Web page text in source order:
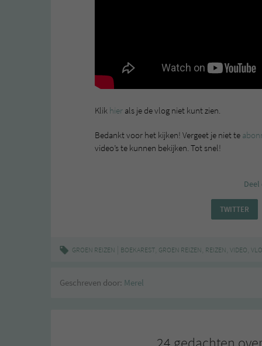
Klik hier als je de vlog niet kunt zien.
Bedankt voor het kijken! Vergeet je niet te
video’s te kunnen bekijken. Tot snel!
TWITTER
GROEN REIZEN BOEKAREST, GROEN REIZEN, REIZEN, VIDEO,
Geschreven door: Merel